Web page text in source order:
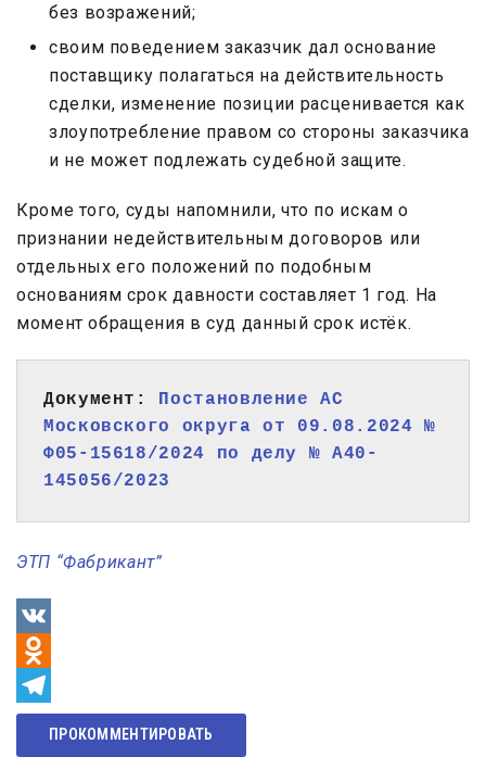
без возражений;
своим поведением заказчик дал основание
поставщику полагаться на действительность
сделки, изменение позиции расценивается как
злоупотребление правом со стороны заказчика
и не может подлежать судебной защите.
Кроме того, суды напомнили, что по искам о
признании недействительным договоров или
отдельных его положений по подобным
основаниям срок давности составляет 1 год. На
момент обращения в суд данный срок истёк.
Документ: Постановление АС
Московского округа от 09.08.2024 №
Ф05-15618/2024 по делу № А40-
145056/2023
ЭТП “Фабрикант”
VK
Odnoklassniki
Telegram
ПРОКОММЕНТИРОВАТЬ